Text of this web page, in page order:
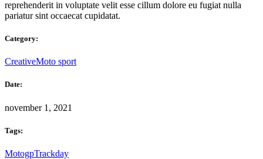
reprehenderit in voluptate velit esse cillum dolore eu fugiat nulla
pariatur sint occaecat cupidatat.
Category:
CreativeMoto sport
Date:
november 1, 2021
Tags:
MotogpTrackday